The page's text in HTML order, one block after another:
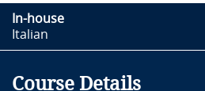
In-house
Italian
Course Details